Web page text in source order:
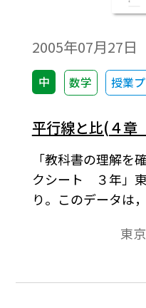
2005年07月27日
中 数学 授業
平行線と比(４
「教科書の理解を
クシート ３年」
り。このデータは
のにするため，教
のです。このワー
東